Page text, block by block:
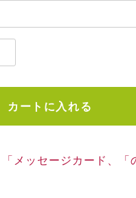
カートに入れる
メッセージカード、「